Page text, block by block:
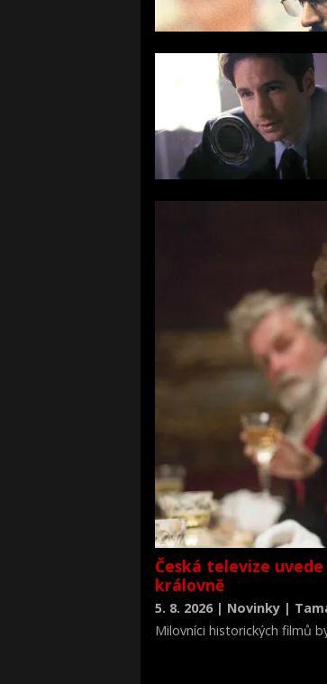
Česká televize
královně
5. 8. 2026 | Novinky |
Milovníci historických filmů